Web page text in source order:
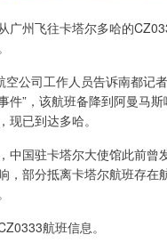
广州飞往卡塔尔多哈的
空公司工作人员告诉南都记
件”，该航班备降到阿曼马
现已到达多哈。
中国驻卡塔尔大使馆此前曾
，部分抵离卡塔尔航班存在
航班信息。